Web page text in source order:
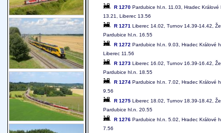
R 1270 Pardubice hl.n. 11.03, Hradec
13.21, Liberec 13.56
R 1271 Liberec 14.02, Turnov 14.39-14.42,
Pardubice hl.n. 16.55
R 1272 Pardubice hl.n. 9.03, Hradec Králové
Liberec 11.56
R 1273 Liberec 16.02, Turnov 16.39-16.42,
Pardubice hl.n. 18.55
R 1274 Pardubice hl.n. 7.02, Hradec Králové
9.56
R 1275 Liberec 18.02, Turnov 18.39-18.42,
Pardubice hl.n. 20.55
R 1276 Pardubice hl.n. 5.02, Hradec Králové
7.56